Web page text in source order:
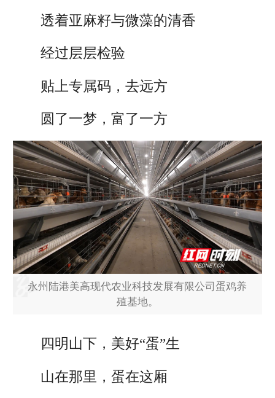
透着亚麻籽与微藻的清香
经过层层检验
贴上专属码，去远方
圆了一梦，富了一方
永州陆港美高现代农业科技发展有限公司蛋鸡养
殖基地。
四明山下，美好“蛋”生
山在那里，蛋在这厢